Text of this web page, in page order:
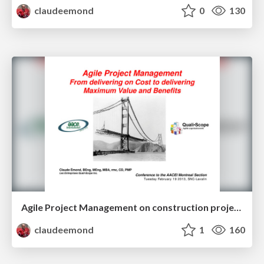
claudeemond 0 130
Agile Project Management on construction projects: From delivering on Cost to delivering Maximum Value and Benefits
claudeemond
1 160